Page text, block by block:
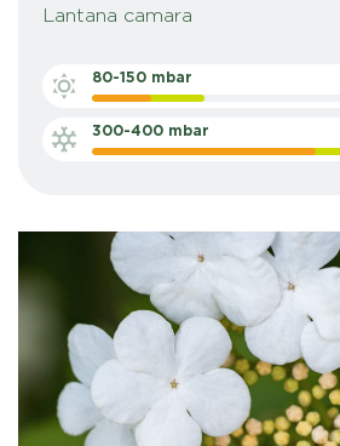
Lantana camara
80-150 mbar
300-400 mbar